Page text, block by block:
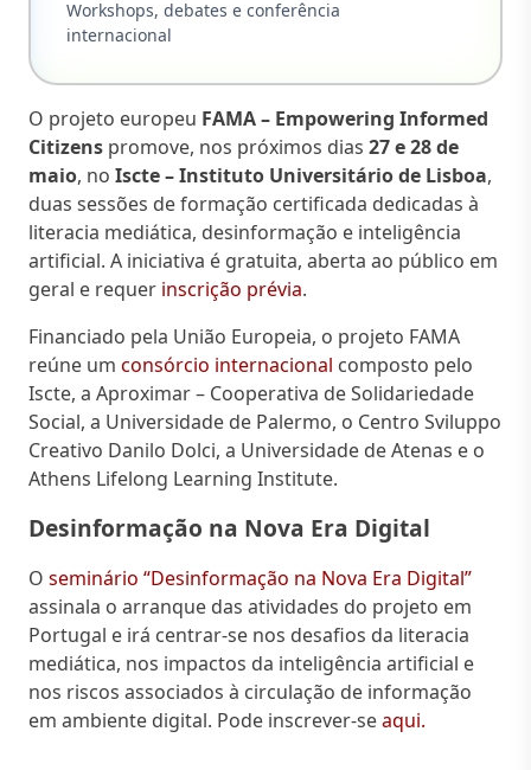
Workshops, debates e conferência
internacional
O projeto europeu FAMA – Empowering Informed
Citizens promove, nos próximos dias 27 e 28 de
maio, no Iscte – Instituto Universitário de Lisboa,
duas sessões de formação certificada dedicadas à
literacia mediática, desinformação e inteligência
artificial. A iniciativa é gratuita, aberta ao público em
geral e requer inscrição prévia.
Financiado pela União Europeia, o projeto FAMA
reúne um consórcio internacional composto pelo
Iscte, a Aproximar – Cooperativa de Solidariedade
Social, a Universidade de Palermo, o Centro Sviluppo
Creativo Danilo Dolci, a Universidade de Atenas e o
Athens Lifelong Learning Institute.
Desinformação na Nova Era Digital
O seminário “Desinformação na Nova Era Digital”
assinala o arranque das atividades do projeto em
Portugal e irá centrar-se nos desafios da literacia
mediática, nos impactos da inteligência artificial e
nos riscos associados à circulação de informação
em ambiente digital. Pode inscrever-seaqui.